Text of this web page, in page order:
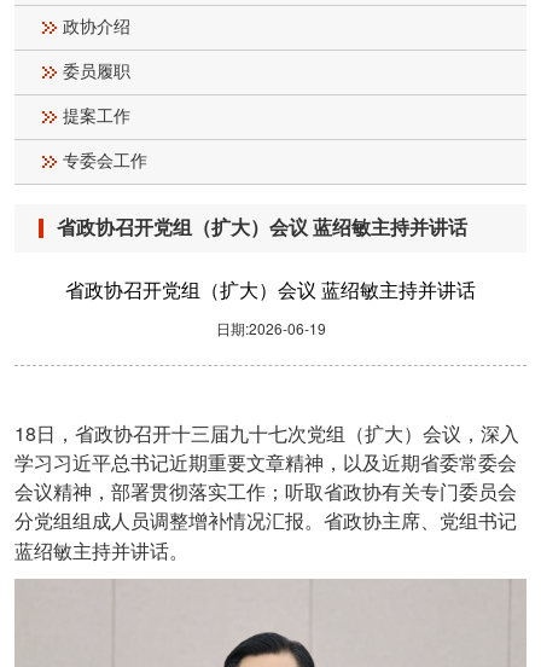
政协介绍
委员履职
提案工作
专委会工作
省政协召开党组（扩大）会议 蓝绍敏主持并讲话
省政协召开党组（扩大）会议 蓝绍敏主持并讲话
日期:2026-06-19
18 日，省政协召开十三届九十七次党组（扩大）会议，深入
学习习近平总书记近期重要文章精神，以及近期省委常委会
会议精神，部署贯彻落实工作；听取省政协有关专门委员会
分党组组成人员调整增补情况汇报。省政协主席、党组书记
蓝绍敏主持并讲话。